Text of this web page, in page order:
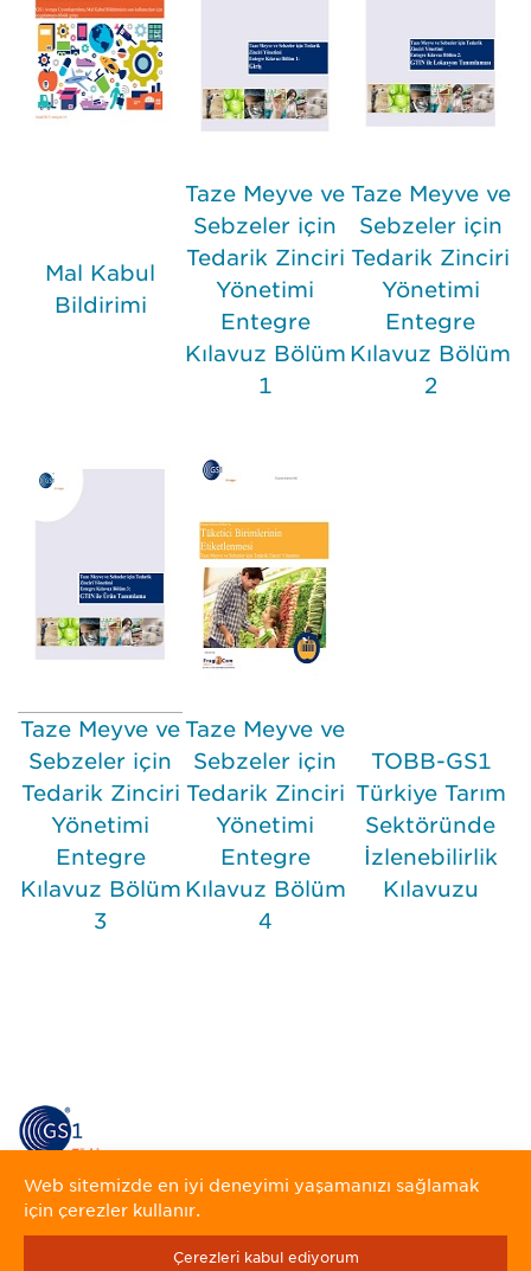
Mal Kabul
Bildirimi
Taze Meyve ve
Sebzeler için
Tedarik Zinciri
Yönetimi
Entegre
Kılavuz Bölüm
1
Taze Meyve ve
Sebzeler için
Tedarik Zinciri
Yönetimi
Entegre
Kılavuz Bölüm
2
Taze Meyve ve
Sebzeler için
Tedarik Zinciri
Yönetimi
Entegre
Kılavuz Bölüm
3
Taze Meyve ve
Sebzeler için
Tedarik Zinciri
Yönetimi
Entegre
Kılavuz Bölüm
4
TOBB-GS1
Türkiye Tarım
Sektöründe
İzlenebilirlik
Kılavuzu
Web sitemizde en iyi deneyimi yaşamanızı sağlamak
için çerezler kullanır.
Çerezleri kabul ediyorum